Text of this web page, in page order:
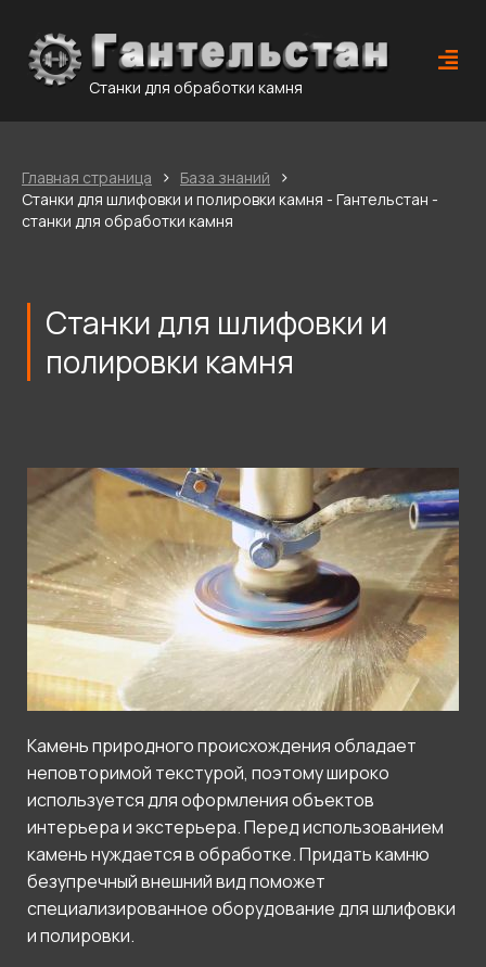
Станки для обработки камня
Главная страница › База знаний ›
Станки для шлифовки и полировки камня - Гантельстан -
станки для обработки камня
Станки для шлифовки и
полировки камня
Камень природного происхождения обладает
неповторимой текстурой, поэтому широко
используется для оформления объектов
интерьера и экстерьера. Перед использованием
камень нуждается в обработке. Придать камню
безупречный внешний вид поможет
специализированное оборудование для шлифовки
и полировки.